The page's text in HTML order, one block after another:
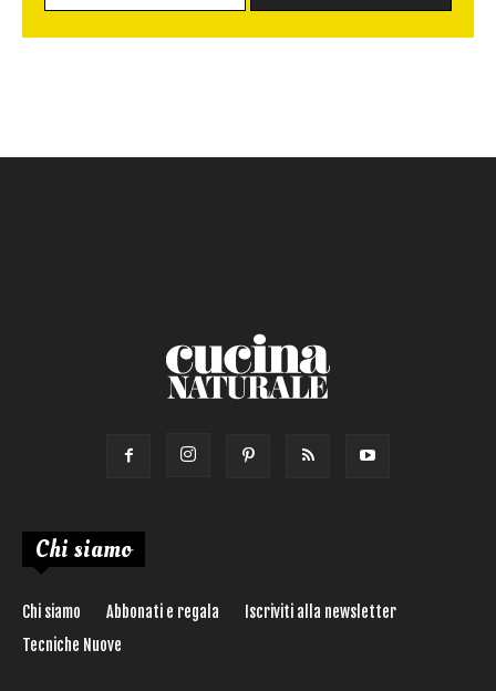
Senza glutine
Conserva
Chi siamo
Chi siamo Abbonati e regala
Iscriviti alla newsletter
Tecniche Nuove